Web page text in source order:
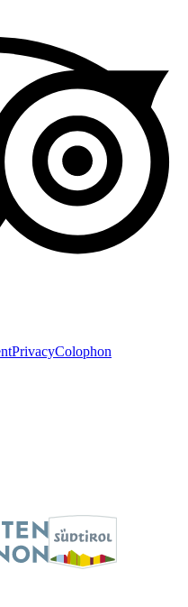
PrivacyColophon